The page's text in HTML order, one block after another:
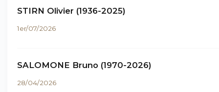
STIRN Olivier (1936-2025)
1er/07/2026
SALOMONE Bruno (1970-2026)
28/04/2026